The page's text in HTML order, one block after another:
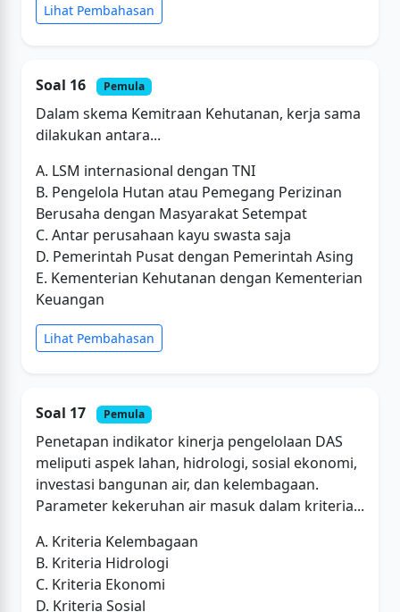
Lihat Pembahasan
Soal 16 Pemula
Dalam skema Kemitraan Kehutanan, kerja sama
dilakukan antara...
A. LSM internasional dengan TNI
B. Pengelola Hutan atau Pemegang Perizinan
Berusaha dengan Masyarakat Setempat
C. Antar perusahaan kayu swasta saja
D. Pemerintah Pusat dengan Pemerintah Asing
E. Kementerian Kehutanan dengan Kementerian
Keuangan
Lihat Pembahasan
Soal 17 Pemula
Penetapan indikator kinerja pengelolaan DAS
meliputi aspek lahan, hidrologi, sosial ekonomi,
investasi bangunan air, dan kelembagaan.
Parameter kekeruhan air masuk dalam kriteria...
A. Kriteria Kelembagaan
B. Kriteria Hidrologi
C. Kriteria Ekonomi
D. Kriteria Sosial